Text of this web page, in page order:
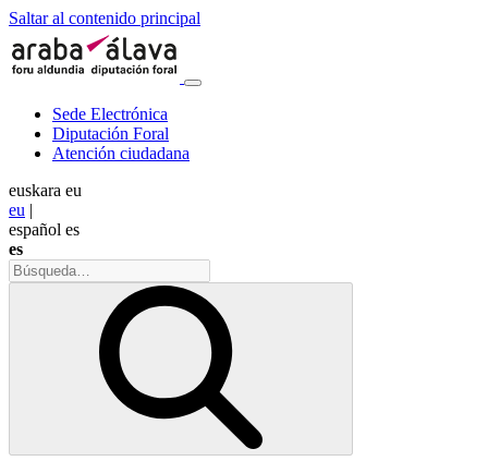
Saltar al contenido principal
Sede Electrónica
Diputación Foral
Atención ciudadana
euskara eu
eu |
español es
es